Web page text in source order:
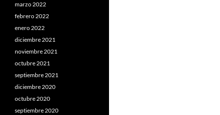
marzo 2022
febrero 2022
enero 2022
diciembre 2021
noviembre 2021
octubre 2021
septiembre 2021
diciembre 2020
octubre 2020
septiembre 2020